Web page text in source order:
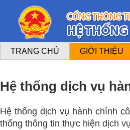
TRANG CHỦ GIỚI THIỆU
Hệ thống dịch vụ
Hệ thống dịch vụ hành chính
thống thông tin thực hiện dịch